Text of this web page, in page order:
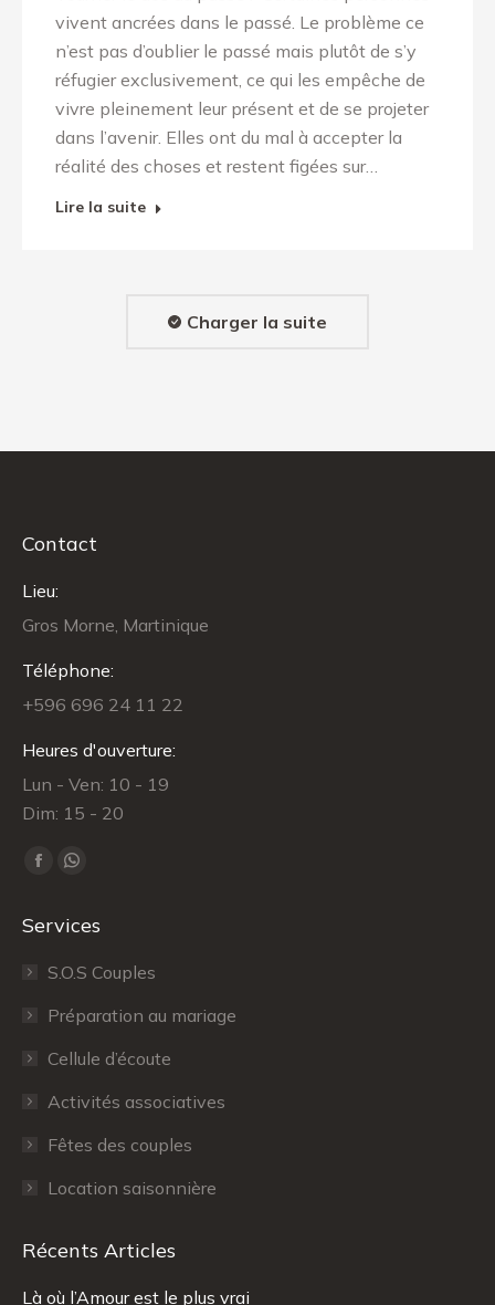
vivent ancrées dans le passé. Le problème ce
n’est pas d’oublier le passé mais plutôt de s’y
réfugier exclusivement, ce qui les empêche de
vivre pleinement leur présent et de se projeter
dans l’avenir. Elles ont du mal à accepter la
réalité des choses et restent figées sur…
Lire la suite
Charger la suite
Contact
Lieu:
Gros Morne, Martinique
Téléphone:
+596 696 24 11 22
Heures d'ouverture:
Lun - Ven: 10 - 19
Dim: 15 - 20
Trouvez nous sur :
Facebook
opens
window
WhatsApp
opens
window
Services
S.O.S Couples
Préparation au mariage
Cellule d’écoute
Activités associatives
Fêtes des couples
Location saisonnière
Récents Articles
Là où l’Amour est le plus vrai